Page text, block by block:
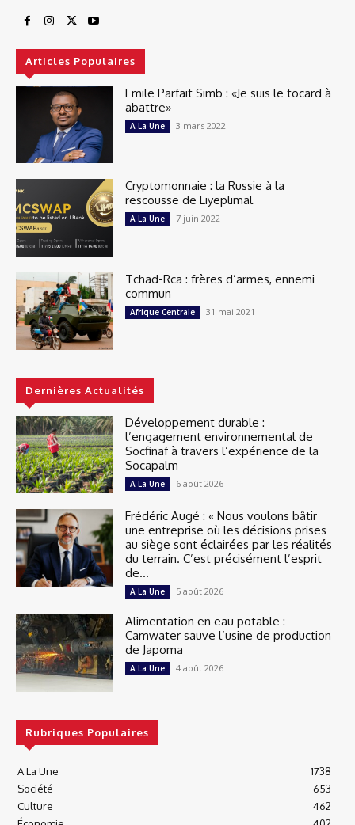
Articles Populaires
Emile Parfait Simb : «Je suis le tocard à
abattre»
A La Une 3 mars 2022
Cryptomonnaie : la Russie à la
rescousse de Liyeplimal
A La Une 7 juin 2022
Tchad-Rca : frères d’armes, ennemi
commun
Afrique Centrale 31 mai 2021
Dernières Actualités
Développement durable :
l’engagement environnemental de
Socfinaf à travers l’expérience de la
Socapalm
A La Une 6 août 2026
Frédéric Augé : « Nous voulons bâtir
une entreprise où les décisions prises
au siège sont éclairées par les réalités
du terrain. C’est précisément l’esprit
de...
A La Une 5 août 2026
Alimentation en eau potable :
Camwater sauve l’usine de production
de Japoma
A La Une 4 août 2026
Rubriques Populaires
A La Une
1738
Société
653
Culture
462